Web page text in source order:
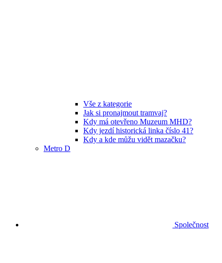
Vše z kategorie
Jak si pronajmout tramvaj?
Kdy má otevřeno Muzeum MHD?
Kdy jezdí historická linka číslo 41?
Kdy a kde můžu vidět mazačku?
Metro D
Společnost